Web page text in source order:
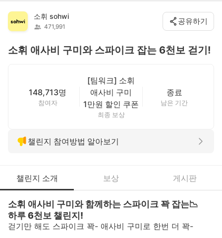
소휘 sohwi
471,991
공유하기
소휘 애사비 구미와 스파이크 잡는 6천보 걷기!
148,713명
참여자
[팀워크] 소휘
애사비 구미
1만원 할인 쿠폰
최종 보상
종료
남은 기간
챌린지 참여방법 알아보기
챌린지 소개 보상 게시판
소휘 애사비 구미와 함께하는 스파이크 꽉 잡는📉
하루 6천보 챌린지!
걷기만 해도 스파이크 꽉- 애사비 구미로 한번 더 꽉-